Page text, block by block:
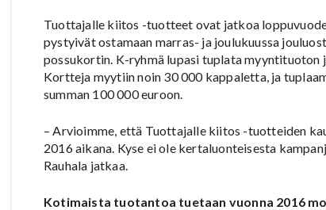
Tuottajalle kiitos -tuotteet ovat jatkoa
pystyivät ostamaan marras- ja joulukuussa
possukortin. K-ryhmä lupasi tuplata myyntituoton
Kortteja myytiin noin 30 000 kappaletta, ja
summan 100 000 euroon.
– Arvioimme, että Tuottajalle kiitos -tuotteiden
2016 aikana. Kyse ei ole kertaluonteisesta
Rauhala jatkaa.
Kotimaista tuotantoa tuetaan vuonna 2016